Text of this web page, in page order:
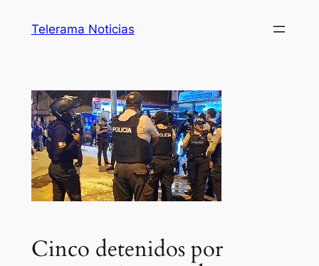
Telerama Noticias
Cinco detenidos por